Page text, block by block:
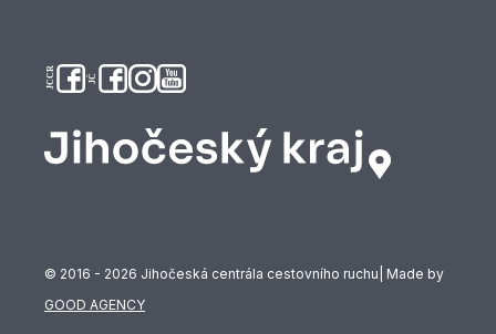
© 2016 - 2026 Jihočeská centrála cestovního ruchu| Made by
GOOD AGENCY